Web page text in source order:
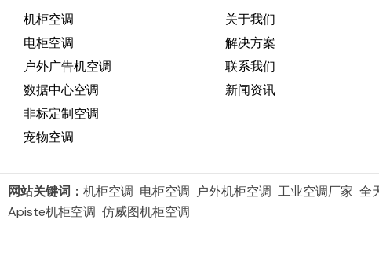
机柜空调
电柜空调
户外广告机空调
数据中心空调
非标定制空调
宠物空调
关于我们
解决方案
联系我们
新闻资讯
网站关键词： 机柜空调 电柜空调 户外机柜空调 工业空调厂家
Apiste机柜空调 仿威图机柜空调